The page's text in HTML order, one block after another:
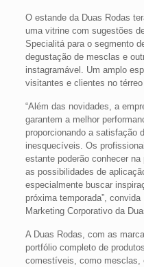
O estande da Duas Rodas
uma vitrine com sugestões
Specialitá para o segmento
degustação de mesclas e
instagramável. Um amplo
visitantes e clientes no térreo
“Além das novidades, a
garantem a melhor
proporcionando a satisfação
inesquecíveis. Os
estante poderão conhecer
as possibilidades de
especialmente buscar
próxima temporada”,
Marketing Corporativo da
A Duas Rodas, com as
portfólio completo de
comestíveis, como mesclas,